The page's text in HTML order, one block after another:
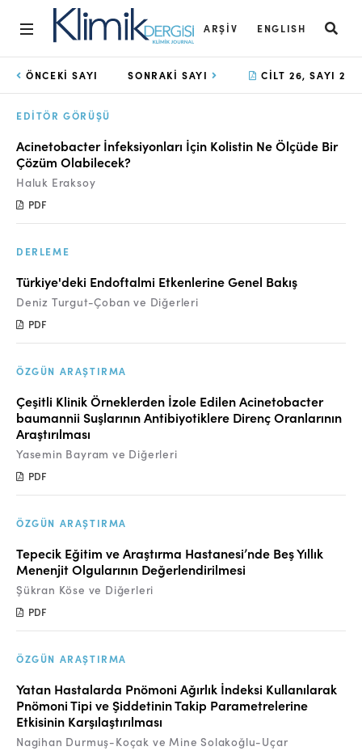
ARŞIV ENGLISH
Ana Sayfa
Arşiv
Amaç ve Kapsam
Açık Erişim İlkesi
Yayın Kurulu
Danışmanlık Süreci
Yazarlara Bilgi
Online Makale Gönderimi
Dizinler
Telif Hakları
İletişim
ÖNCEKI SAYI SONRAKI SAYI CILT 26, SAYI 2
EDITÖR GÖRÜŞÜ
Acinetobacter İnfeksiyonları İçin Kolistin Ne Ölçüde Bir
Çözüm Olabilecek?
Haluk Eraksoy
PDF
DERLEME
Türkiye'deki Endoftalmi Etkenlerine Genel Bakış
Deniz Turgut-Çoban ve Diğerleri
PDF
ÖZGÜN ARAŞTIRMA
Çeşitli Klinik Örneklerden İzole Edilen Acinetobacter
baumannii Suşlarının Antibiyotiklere Direnç Oranlarının
Araştırılması
Yasemin Bayram ve Diğerleri
PDF
ÖZGÜN ARAŞTIRMA
Tepecik Eğitim ve Araştırma Hastanesi’nde Beş Yıllık
Menenjit Olgularının Değerlendirilmesi
Şükran Köse ve Diğerleri
PDF
ÖZGÜN ARAŞTIRMA
Yatan Hastalarda Pnömoni Ağırlık İndeksi Kullanılarak
Pnömoni Tipi ve Şiddetinin Takip Parametrelerine
Etkisinin Karşılaştırılması
Nagihan Durmuş-Koçak ve Mine Solakoğlu-Uçar